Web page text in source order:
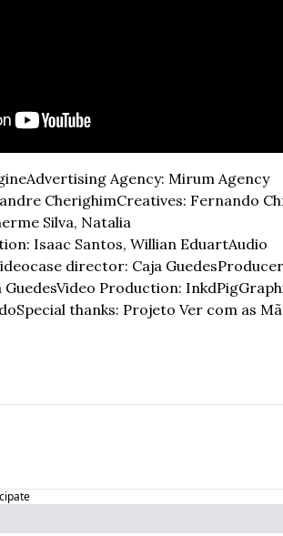
Advertising Agency: Mirum Agency
CherighimCreatives: Fernando
Silva, Natalia
Isaac Santos, Willian EduartAudio
director: Caja Guedes
Video Production: InkdPig
Special thanks: Projeto Ver com as